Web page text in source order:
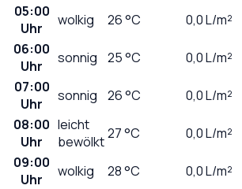
05:00
Uhr
wolkig 26°C 0,0L/m²
06:00
Uhr
sonnig 25°C 0,0L/m²
07:00
Uhr
sonnig 26°C 0,0L/m²
08:00
Uhr
leicht
bewölkt27°C 0,0L/m²
09:00
Uhr
wolkig 28°C 0,0L/m²